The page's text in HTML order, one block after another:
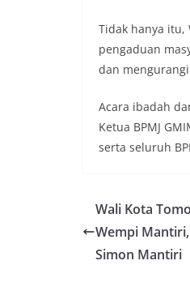
Tidak hanya itu,
pengaduan
dan
Acara ibadah
Ketua BPMJ
serta seluruh
Wali Kota
Wempi
Simon Mantiri